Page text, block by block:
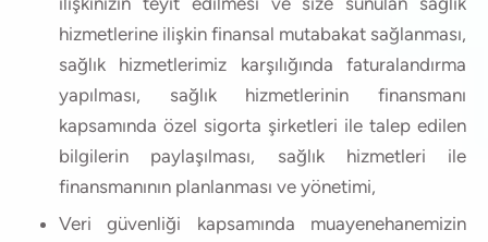
hizmetlerine ilişkin finansal mutabakat sağlanması,
sağlık hizmetlerimiz karşılığında faturalandırma
yapılması, sağlık hizmetlerinin finansmanı
kapsamında özel sigorta şirketleri ile talep edilen
bilgilerin paylaşılması, sağlık hizmetleri ile
finansmanının planlanması ve yönetimi,
Veri güvenliği kapsamında muayenehanemizin